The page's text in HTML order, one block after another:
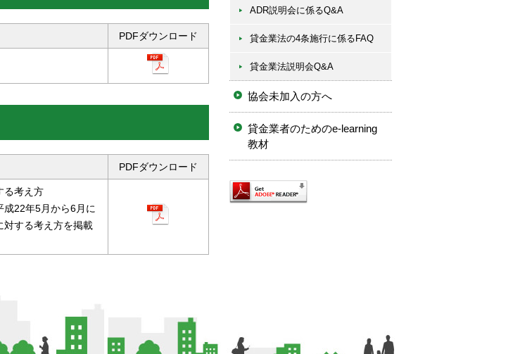
PDFダウンロード
PDFダウンロード
る考え方
22年5月から6月に
対する考え方を掲載
ADR説明会に係るQ&A
貸金業法の4条施行に係るFAQ
貸金業法説明会Q&A
協会未加入の方へ
貸金業者のためのe-learning
教材